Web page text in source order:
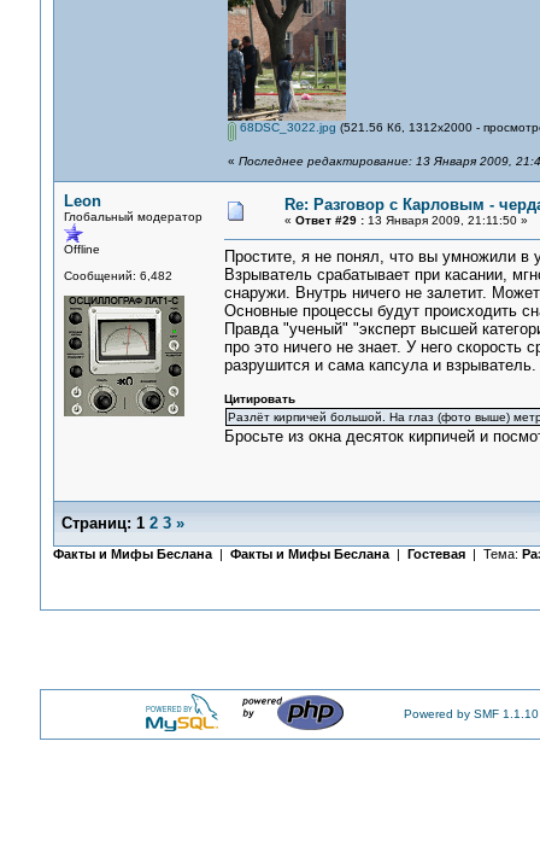
68DSC_3022.jpg (521.56 Кб, 1312x2000 -
« Последнее редактирование: 13 Января 2009,
Leon
Глобальный модератор
Offline
Сообщений: 6,482
Re: Разговор с Карловым -
« Ответ #29 :13 Января 2009, 21:11:50 »
Простите, я не понял, что вы умножили в
Взрыватель срабатывает при касании,
снаружи. Внутрь ничего не залетит.
Основные процессы будут происходить
Правда "ученый" "эксперт высшей
про это ничего не знает. У него скорость
разрушится и сама капсула и взрыватель.
Цитировать
Разлёт кирпичей большой. На глаз (фото выше)
Бросьте из окна десяток кирпичей и
Страниц: 1 2 3 »
Факты и Мифы Беслана| Факты и Мифы Беслана| Гостевая | Тема:
Powered by SMF 1.1.10